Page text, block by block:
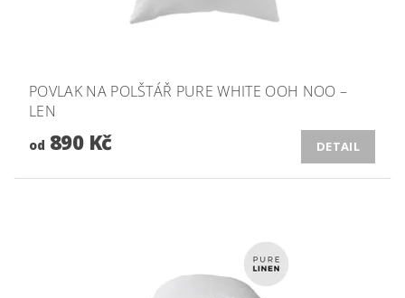
POVLAK NA POLŠTÁŘ PURE WHITE OOH NOO –
LEN
od 890 Kč DETAIL